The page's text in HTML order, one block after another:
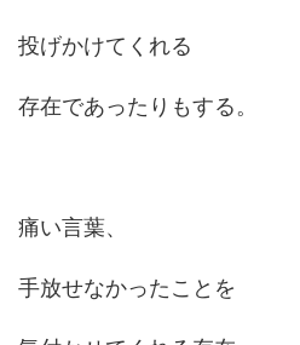
投げかけてくれる
存在であったりもする。
痛い言葉、
手放せなかったことを